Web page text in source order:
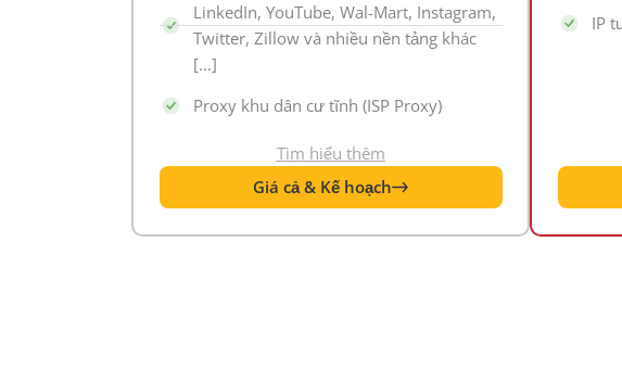
LinkedIn, YouTube, Wal-Mart, Instagram,
Twitter, Zillow và nhiều nền tảng khác
[...]
Proxy khu dân cư tĩnh (ISP Proxy)
Tìm hiểu thêm
Giá cả & Kế hoạch
IP